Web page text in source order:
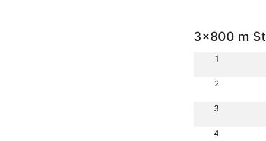
3x800 m
1
2
3
4